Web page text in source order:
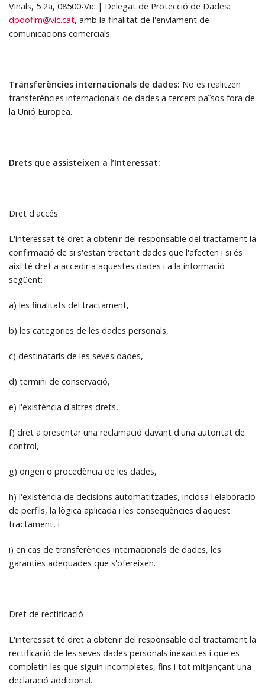
Viñals, 5 2a, 08500-Vic | Delegat de Protecció de Dades:
dpdofim@vic.cat, amb la finalitat de l'enviament de
comunicacions comercials.
Transferències internacionals de dades: No es realitzen
transferències internacionals de dades a tercers països fora de
la Unió Europea.
Drets que assisteixen a l’Interessat:
Dret d'accés
L'interessat té dret a obtenir del responsable del tractament la
confirmació de si s'estan tractant dades que l'afecten i si és
així té dret a accedir a aquestes dades i a la informació
següent:
a) les finalitats del tractament,
b) les categories de les dades personals,
c) destinataris de les seves dades,
d) termini de conservació,
e) l'existència d'altres drets,
f) dret a presentar una reclamació davant d'una autoritat de
control,
g) origen o procedència de les dades,
h) l'existència de decisions automatitzades, inclosa l'elaboració
de perfils, la lògica aplicada i les conseqüències d'aquest
tractament, i
i) en cas de transferències internacionals de dades, les
garanties adequades que s'ofereixen.
Dret de rectificació
L'interessat té dret a obtenir del responsable del tractament la
rectificació de les seves dades personals inexactes i que es
completin les que siguin incompletes, fins i tot mitjançant una
declaració addicional.